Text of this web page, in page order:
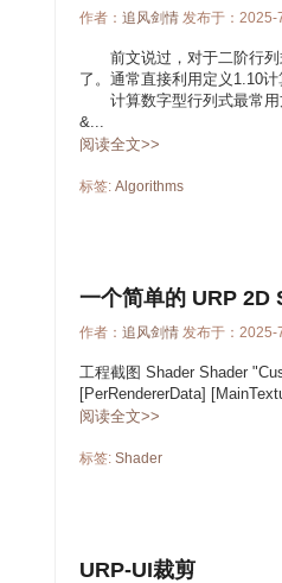
作者： 追风剑情 发布于：2025-
前文说过，对于二阶行列
了。通常直接利用定义1.10
计算数字型行列式最常用
&...
阅读全文>>
标签: Algorithms
一个简单的 URP 2D
作者： 追风剑情 发布于：2025-
工程截图 Shader Shader
[PerRendererData]
阅读全文>>
标签: Shader
URP-UI裁剪